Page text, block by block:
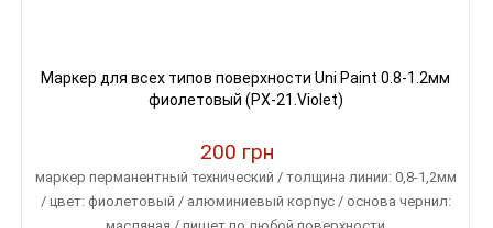
Маркер для всех типов поверхности Uni Paint 0.8-1.2мм
фиолетовый (PX-21.Violet)
200 грн
маркер перманентный технический / толщина линии: 0,8-1,2мм
/ цвет: фиолетовый / алюминиевый корпус / основа чернил: